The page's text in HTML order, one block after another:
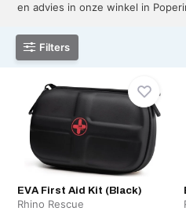
en advies in onze winkel in
Filters
EVA First Aid Kit (Black)
Rhino Rescue